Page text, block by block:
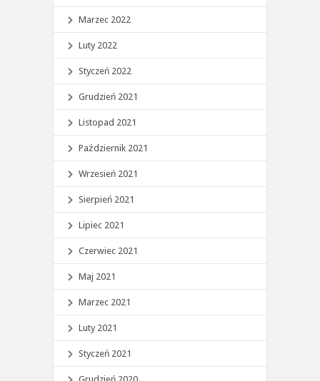
Marzec 2022
Luty 2022
Styczeń 2022
Grudzień 2021
Listopad 2021
Październik 2021
Wrzesień 2021
Sierpień 2021
Lipiec 2021
Czerwiec 2021
Maj 2021
Marzec 2021
Luty 2021
Styczeń 2021